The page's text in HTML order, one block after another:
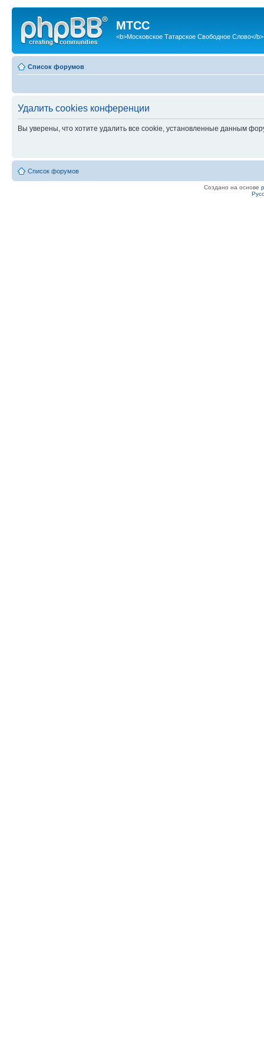
МТСС
<b>Московское Татарское Свободное Слово</b>
Список форумов
Удалить cookies конференции
Вы уверены, что хотите удалить все cookie, установленные данным
Список форумов
Создано на основе